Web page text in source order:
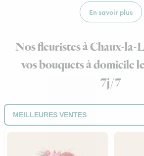
En savoir plus
Nos fleuristes à Chaux-
vos bouquets à domicile
7j/7